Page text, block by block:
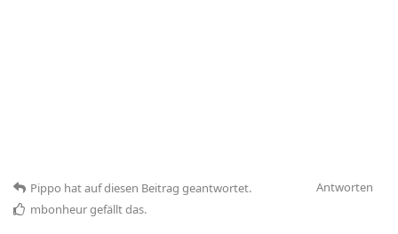
Antworten
Pippo hatauf diesen Beitrag geantwortet.
mbonheurgefällt das.